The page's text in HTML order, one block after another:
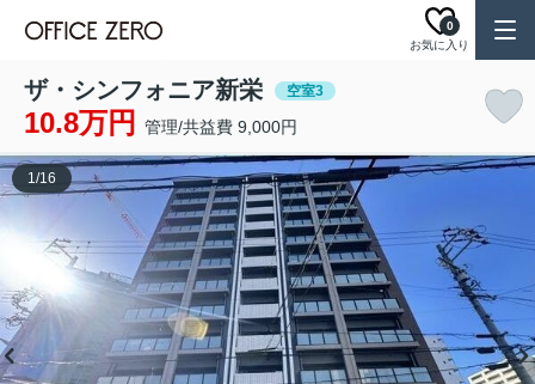
お気に入り
0
ザ・シンフォニア新栄 空室3
10.8万円 管理/共益費 9,000円
1/16